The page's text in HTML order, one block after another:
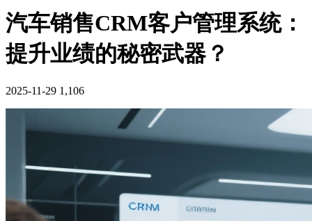
汽车销售CRM客户管理系统：
提升业绩的秘密武器？
2025-11-29 1,106